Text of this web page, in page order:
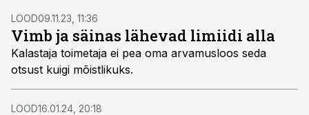
LOOD09.11.23, 11:36
Vimb ja säinas lähevad limiidi alla
Kalastaja toimetaja ei pea oma arvamusloos seda
otsust kuigi mõistlikuks.
LOOD16.01.24, 20:18